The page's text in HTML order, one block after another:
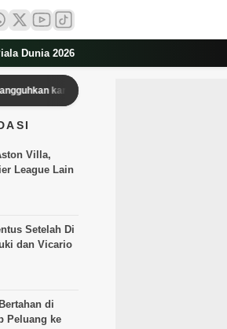
Dunia 2026
Indikasi Judi Online
Villa,
League Lain
Setelah Di
dan Vicario
di
Peluang ke